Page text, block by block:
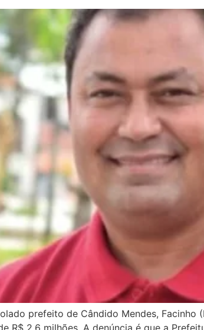
prefeito de Cândido Mendes,
R$ 2,6 milhões. A denúncia é que a